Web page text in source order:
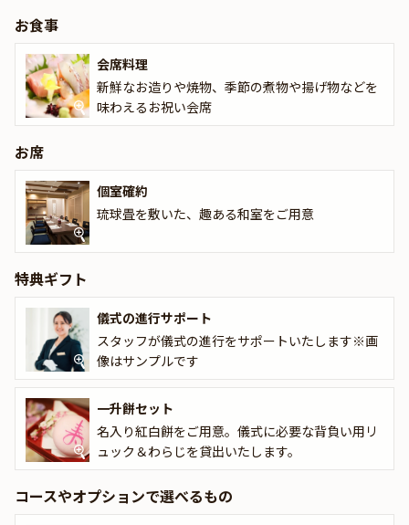
大人のみなさまのご昼食は、季節のお祝い会席をご用意。ご希望の
お客様へは、有料オプションでメッセージプレートもご用意いたし
ます。
ぜひ本プランで、ご家族の笑顔があふれる素敵なお祝いイベントを
お楽しみください。
お食事
会席料理
新鮮なお造りや焼物、季節の煮物や揚げ物などを
味わえるお祝い会席
お席
個室確約
琉球畳を敷いた、趣ある和室をご用意
特典ギフト
儀式の進行サポート
スタッフが儀式の進行をサポートいたします※画
像はサンプルです
一升餅セット
名入り紅白餅をご用意。儀式に必要な背負い用リ
ュック＆わらじを貸出いたします。
コースやオプションで選べるもの